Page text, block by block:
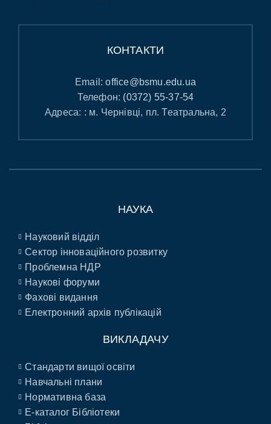
КОНТАКТИ
Email:office@bsmu.edu.ua
Телефон: (0372) 55-37-54
Адреса: : м. Чернівці, пл. Театральна, 2
НАУКА
Науковий відділ
Сектор інноваційного розвитку
Проблемна НДР
Наукові форуми
Фахові видання
Електронний архів публікацій
ВИКЛАДАЧУ
Стандарти вищої освіти
Навчальні плани
Нормативна база
E-каталог Бібліотеки